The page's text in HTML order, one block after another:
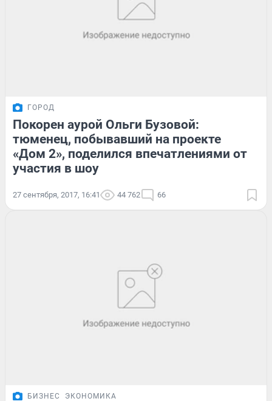
ГОРОД
Покорен аурой Ольги Бузовой:
тюменец, побывавший на проекте
«Дом 2», поделился впечатлениями от
участия в шоу
27 сентября, 2017, 16:41 44 762 66
БИЗНЕС ЭКОНОМИКА